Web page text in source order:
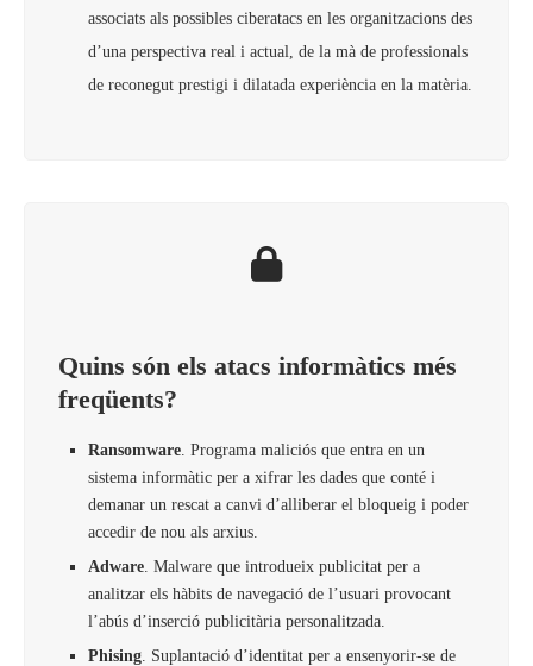
associats als possibles ciberatacs en les organitzacions des
d’una perspectiva real i actual, de la mà de professionals
de reconegut prestigi i dilatada experiència en la matèria.
Quins són els atacs informàtics més
freqüents?
Ransomware . Programa maliciós que entra en un
sistema informàtic per a xifrar les dades que conté i
demanar un rescat a canvi d’alliberar el bloqueig i poder
accedir de nou als arxius.
Adware . Malware que introdueix publicitat per a
analitzar els hàbits de navegació de l’usuari provocant
l’abús d’inserció publicitària personalitzada.
Phising . Suplantació d’identitat per a ensenyorir-se de